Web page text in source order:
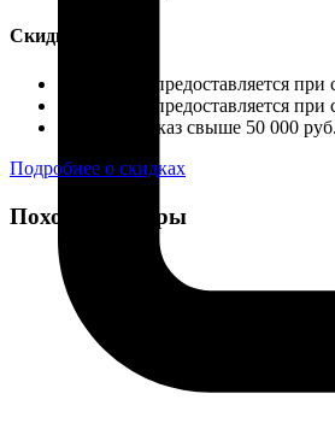
Скидки:
Скидка 4% предоставляется
Скидка 7% предоставляется
Если ваш заказ свыше 50 000
Подробнее о скидках
Похожие товары